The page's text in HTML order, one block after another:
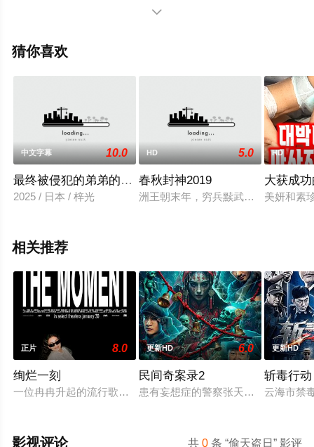
史密斯,列维·施瑞博尔,文森特·多诺费奥,格里芬·邓恩,坏痞
科夫,格雷格·贝洛,McKinzie,J.,Scott,威尔·伯瑞,比安卡·盖兹,
历山大罗等演员精彩演绎的美国电影，手机免费观看高清
无删减完整版电影大全就上星空影视，更多剧情信息可移
步至豆瓣电影、电视猫或剧情网等平台了解。

猜你喜欢
中文字幕 10.0
最终被侵犯的弟弟的未婚妻
2025 / 日本 / 梓光
HD 5.0
春秋封神2019
洲王朝末年，穷兵黩武，独断专行，
HD
大获成
美妍和素
相关推荐
正片 8.0
绚烂一刻
一位冉冉升起的流行歌手在为她的巡回演唱会首秀做准备的同
更新HD 6.0
民间奇案录2
患有妄想症的警察张天盛遇上一起离
更新HD
斩毒行动
云海市禁
共0 条 “偷天盗日” 影评
影视评论